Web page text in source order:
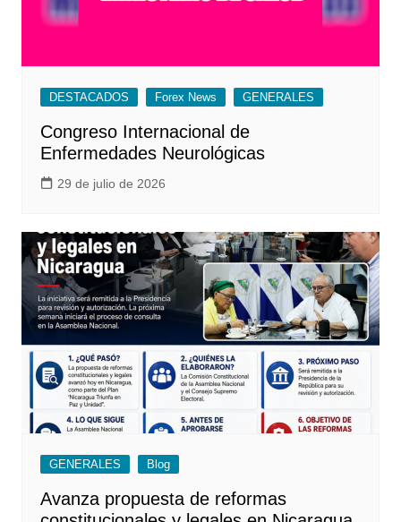
DESTACADOS Forex News GENERALES
Congreso Internacional de
Enfermedades Neurológicas
29 de julio de 2026
GENERALES Blog
Avanza propuesta de reformas